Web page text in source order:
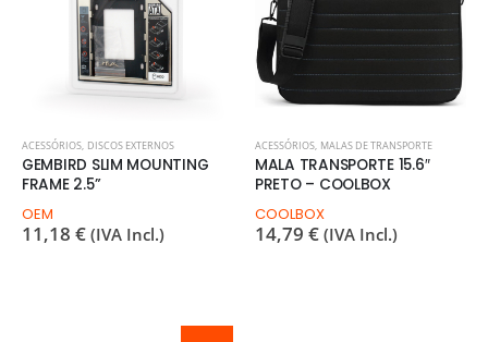
ACESSÓRIOS, DISCOS EXTERNOS
GEMBIRD SLIM MOUNTING
FRAME 2.5”
OEM
11,18 € (IVA Incl.)
ACESSÓRIOS, MALAS DE TRANSPORTE
MALA TRANSPORTE 15.6″
PRETO – COOLBOX
COOLBOX
14,79 € (IVA Incl.)